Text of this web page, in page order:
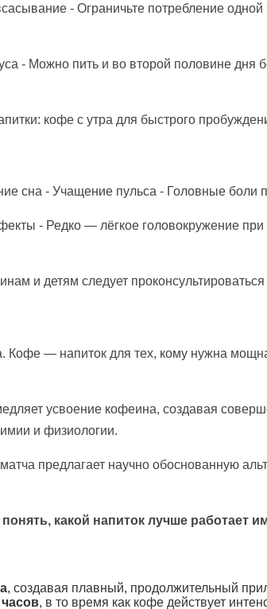
- Ограничьте потребление
- Можно пить и во второй половине
кофе с утра для быстрого
сна - Учащение пульса - Головные боли
- Редко — лёгкое головокружение при
и детям следует
Кофе — напиток для тех, кому нужна
усвоение кофеина, создавая
и физиологии.
предлагает научно обоснованную
какой напиток лучше работает
, создавая плавный, продолжительный
, в то время как кофе действует